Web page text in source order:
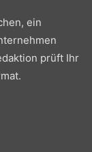
ein
prüft Ihr